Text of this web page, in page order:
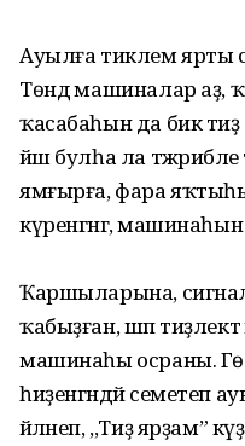
Ауылға тиклем ярты
Төндә машиналар аҙ,
ҡасабаһын да бик тиҙ
йәш булһа ла
ямғырға, фара
күренгәнгә,
Ҡаршыларына,
ҡабыҙған, шәп
машинаһы осраны.
һиҙенгәндәй семетеп
әйләнеп, ,,Тиҙ ярҙам”